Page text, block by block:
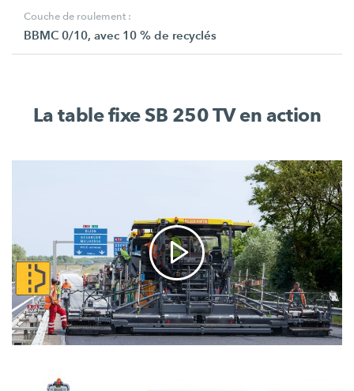
Couche de roulement :
BBMC 0/10, avec 10 % de recyclés
La table fixe SB 250 TV en action